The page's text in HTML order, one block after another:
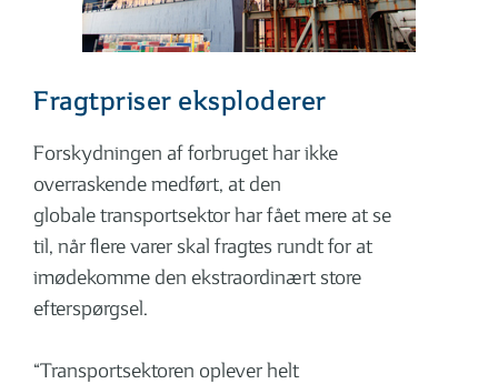
Fragtpriser eksploderer
Forskydningen af forbruget har ikke
overraskende medført, at den
globale transportsektor har fået mere at se
til, når flere varer skal fragtes rundt for at
imødekomme den ekstraordinært store
efterspørgsel.
“Transportsektoren oplever helt